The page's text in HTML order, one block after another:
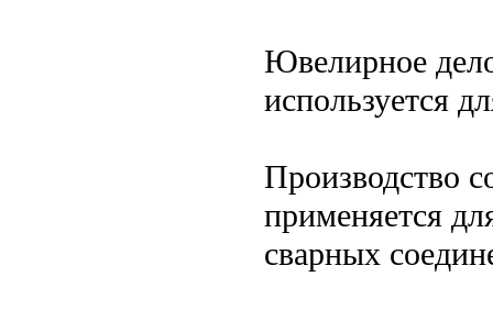
Ювелирное
используется
Производство
применяется
сварных